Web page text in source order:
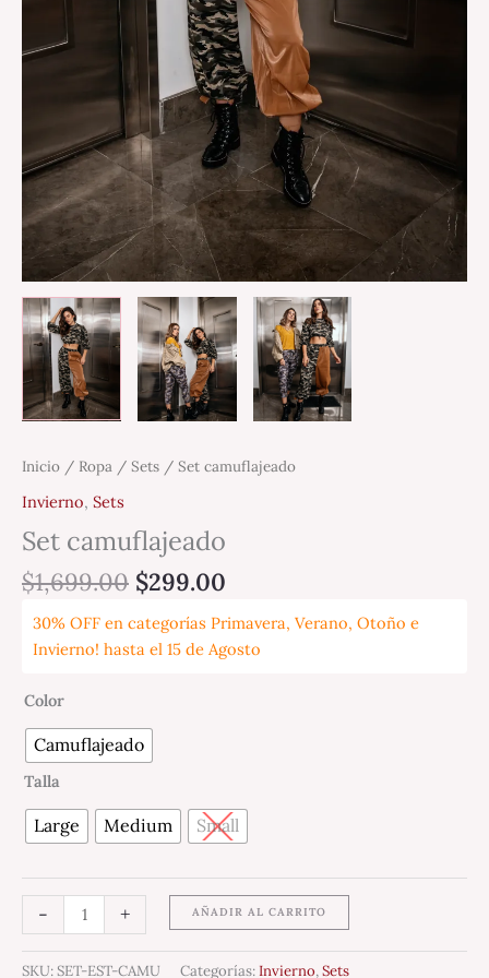
Inicio / Ropa / Sets / Set camuflajeado
Invierno, Sets
Set camuflajeado
$1,699.00 $299.00
30% OFF en categorías Primavera, Verano, Otoño e
Invierno! hasta el 15 de Agosto
Color
Camuflajeado
Talla
Large Medium Small
- + AÑADIR AL CARRITO
SKU:SET-EST-CAMU Categorías:Invierno,Sets